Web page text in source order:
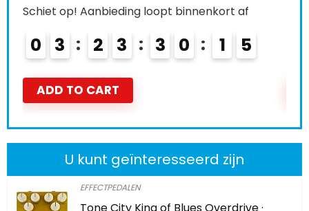
Schiet op! Aanbieding loopt binnenkort af
0 3 2 3 3 0 1 4
5
ADD TO CART
U kunt geïnteresseerd zijn
EFFECTPEDALEN
Tone City King of Blues Overdrive ·